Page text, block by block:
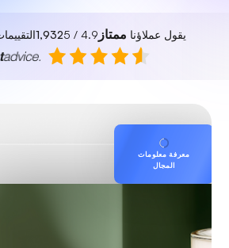
يقول عملاؤنا ممتاز 4.9 / 5
1,932
معرفة معلومات
المجال